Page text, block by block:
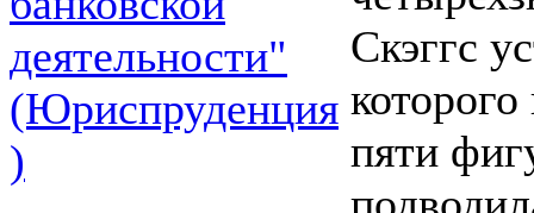
деятельности"
(Юриспруденция
)
Скэггс
пяти